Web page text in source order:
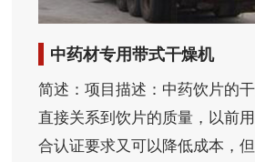
中药材专用带式干燥机
简述：项目描述：中药饮片的
直接关系到饮片的质量，以前
合认证要求又可以降低成本，